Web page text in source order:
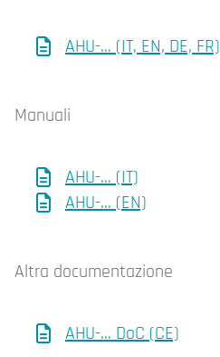
AHU-... (IT, EN, DE, FR)
Manuali
AHU-... (IT)
AHU-... (EN)
Altra documentazione
AHU-... DoC (CE)